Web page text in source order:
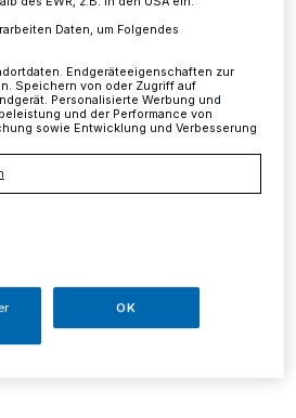
Grünabfallannahme an den
zum 1. Dezember verlängert.
sämtlicher
Wochen früher geplant. Wegen
die es nun noch zu
Baubetriebshof zusätzliche
Daten, um Folgendes
Endgeräteeigenschaften zur
Speichern von oder Zugriff auf
Personalisierte Werbung und
und der Performance von
sowie Entwicklung und Verbesserung
OK